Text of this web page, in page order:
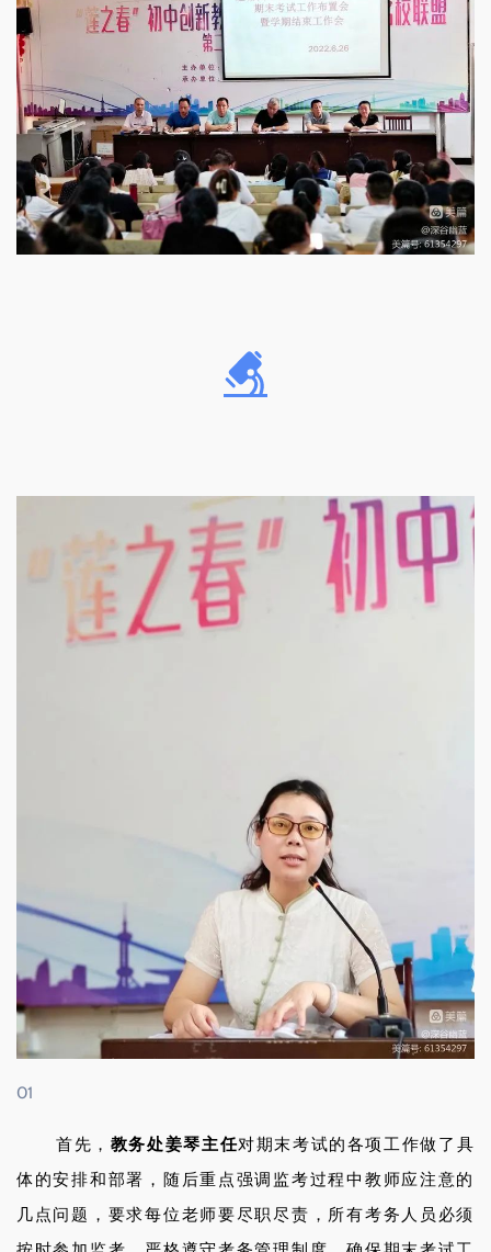
01
首先， 教务处姜琴主任对期末考试的各项工作做了具
体的安排和部署，随后重点强调监考过程中教师应注意的
几点问题，要求每位老师要尽职尽责，所有考务人员必须